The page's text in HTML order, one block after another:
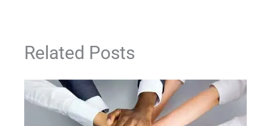
Related Posts